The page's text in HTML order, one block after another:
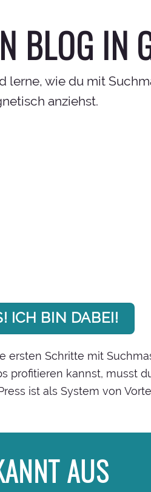
BLOG IN
lerne, wie du mit
anziehst.
ICH BIN DABEI!
ersten Schritte mit
profitieren kannst, musst
ist als System von
AUS